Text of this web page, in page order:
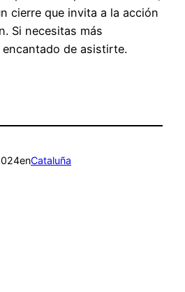
cierre que invita a la acción
Si necesitas más
de asistirte.
enCataluña